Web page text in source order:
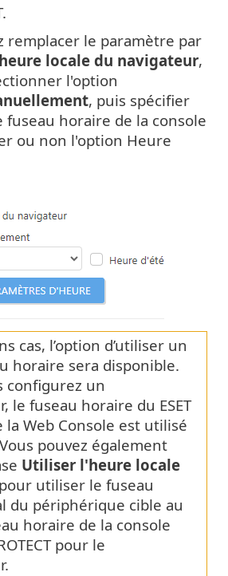
remplacer le paramètre par
locale du navigateur,
l'option
, puis spécifier
horaire de la console
ou non l'option Heure
cas, l’option d’utiliser un
horaire sera disponible.
configurez un
le fuseau horaire du ESET
la Web Console est utilisé
pouvez également
Utiliser l'heure locale
pour utiliser le fuseau
du périphérique cible au
horaire de la console
pour le